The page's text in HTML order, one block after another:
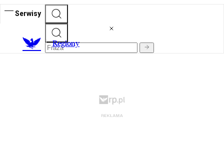
Serwisy
Regiony